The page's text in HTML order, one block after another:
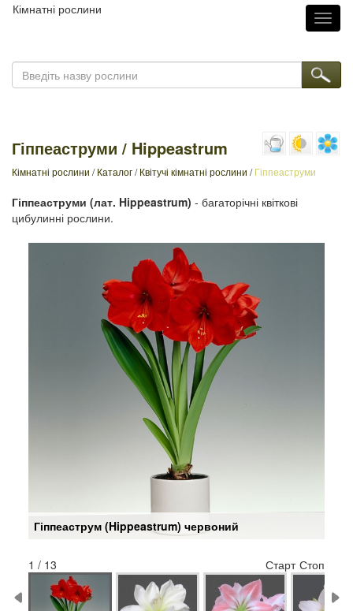
Кімнатні рослини
Гіппеаструми / Hippeastrum
Кімнатні рослини /Каталог/Квітучі кімнатні рослини /Гіппеаструми
Гіппеаструми (лат. Hippeastrum) - багаторічні квіткові
цибулинні рослини.
Гіппеаструм (Hippeastrum) червоний
1 / 13 Старт Стоп